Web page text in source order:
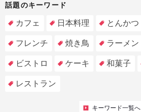
話題のキーワード
カフェ 日本料理 とんかつ
フレンチ 焼き鳥 ラーメン
ビストロ ケーキ 和菓子
レストラン
キーワード一覧へ